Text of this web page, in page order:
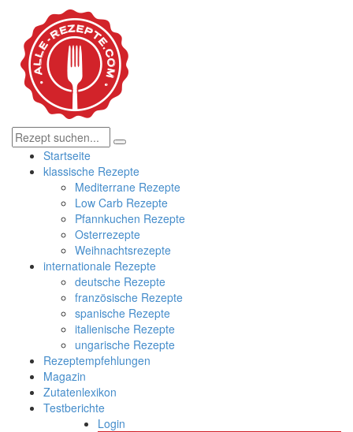
Startseite
klassische Rezepte
Mediterrane Rezepte
Low Carb Rezepte
Pfannkuchen Rezepte
Osterrezepte
Weihnachtsrezepte
internationale Rezepte
deutsche Rezepte
französische Rezepte
spanische Rezepte
italienische Rezepte
ungarische Rezepte
Rezeptempfehlungen
Magazin
Zutatenlexikon
Testberichte
Login